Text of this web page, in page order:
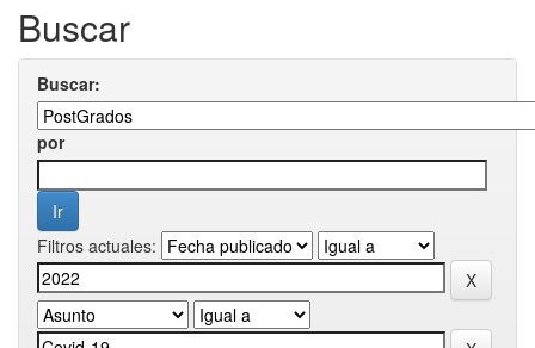
Buscar
Buscar:
por
Filtros actuales: